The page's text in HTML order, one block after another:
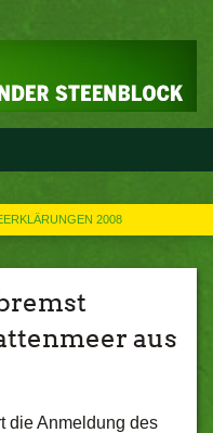
2008
aus
die Anmeldung des